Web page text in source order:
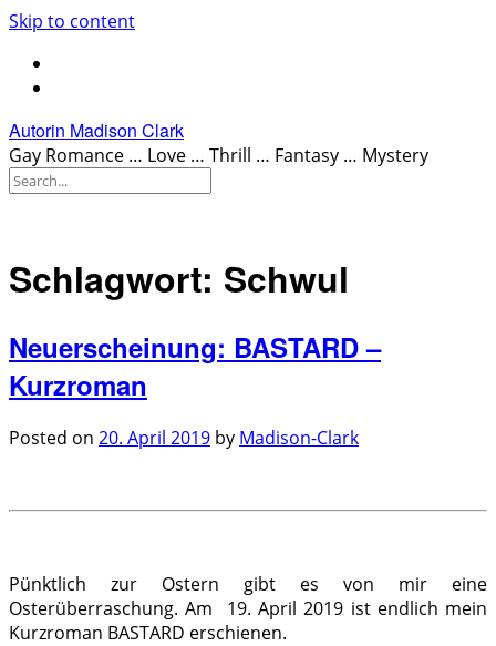
Skip to content
Autorin Madison Clark
Gay Romance … Love … Thrill … Fantasy … Mystery
Schlagwort: Schwul
Neuerscheinung: BASTARD –
Kurzroman
Posted on 20. April 2019 by Madison-Clark
Pünktlich zur Ostern gibt es von mir eine
Osterüberraschung. Am 19. April 2019 ist endlich mein
Kurzroman BASTARD erschienen.